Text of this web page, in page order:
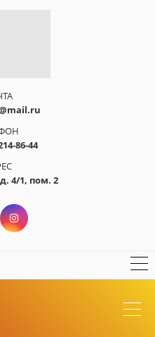
86-44
4/1, пом. 2